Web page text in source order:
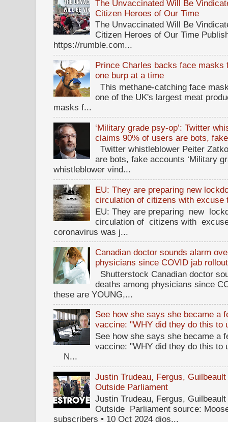
The Unvaccinated Will Be
Citizen Heroes of Our Time
The Unvaccinated Will Be
Citizen Heroes of Our Time
https://rumble.com...
Prince Charles backs face
one burp at a time
This methane-catching face
one of the UK's largest meat
masks f...
‘Military grade psy-op’: Twitter
claims 90% of users are bots,
Twitter whistleblower Peiter
are bots, fake accounts ‘Military
whistleblower vind...
EU: They are preparing new
circulation of citizens with excuse
EU: They are preparing new
circulation of citizens with
coronavirus was j...
Canadian doctor sounds alarm
physicians since COVID jab rollout
Shutterstock Canadian doctor
deaths among physicians since
these are YOUNG,...
See how she says she became a
vaccine: "WHY did they do this to
See how she says she became a
vaccine: "WHY did they do this
N...
Justin Trudeau, Fergus,
Outside Parliament
Justin Trudeau, Fergus,
Outside Parliament source:
subscribers • 10 Oct 2024 dios...